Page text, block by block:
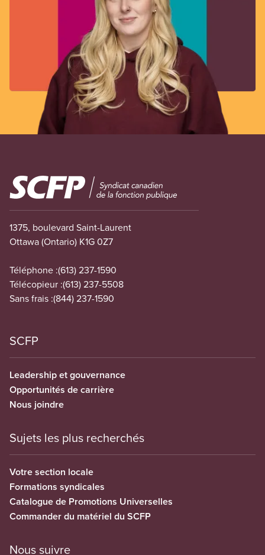
Image
1375, boulevard Saint-Laurent
Ottawa (Ontario) K1G 0Z7
Téléphone :(613) 237-1590
Télécopieur :(613) 237-5508
Sans frais :(844) 237-1590
SCFP
Leadership et gouvernance
Opportunités de carrière
Nous joindre
Sujets les plus recherchés
Votre section locale
Formations syndicales
Catalogue de Promotions Universelles
Commander du matériel du SCFP
Nous suivre